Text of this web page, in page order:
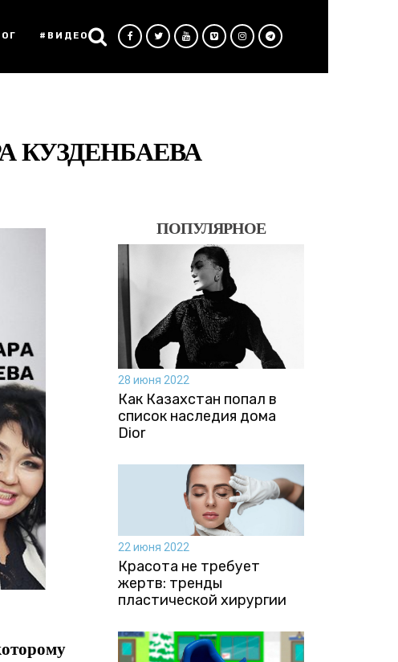
#ВИДЕО
КУЗДЕНБАЕВА
ПОПУЛЯРНОЕ
28 июня 2022
Как Казахстан попал в
список наследия дома
Dior
22 июня 2022
Красота не требует
жертв: тренды
пластической хирургии